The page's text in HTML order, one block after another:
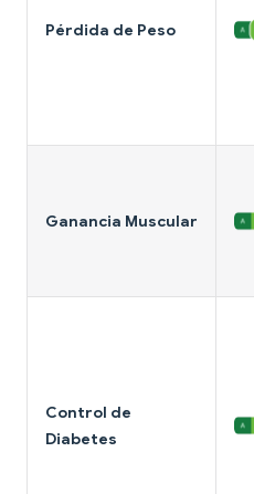
Pérdida de Peso
Ganancia Muscular
Control de
Diabetes